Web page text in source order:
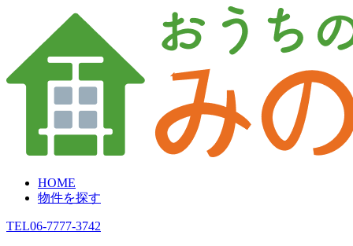
HOME
物件を探す
TEL06-7777-3742